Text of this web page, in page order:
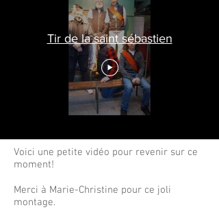
Tir de la saint sébastien
Voici une petite vidéo pour revenir sur ce
moment!
Merci à Marie-Christine pour ce joli
montage.